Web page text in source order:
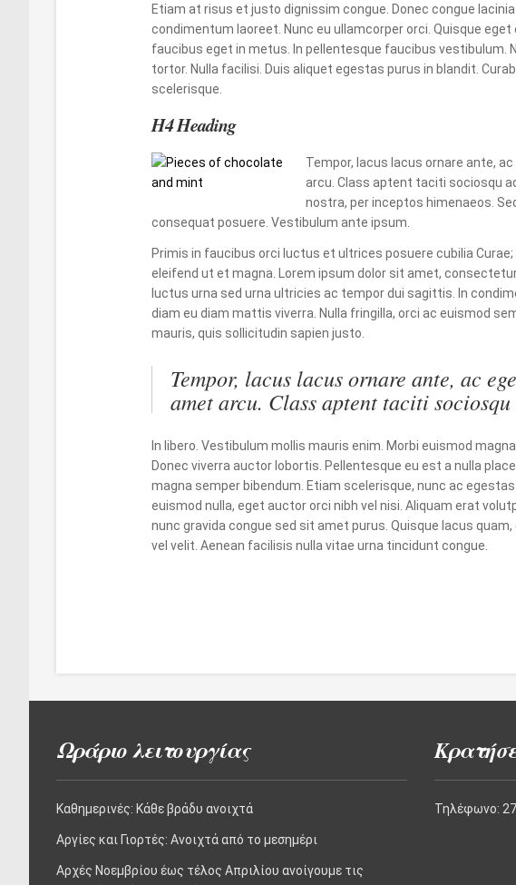
Etiam at risus et justo dignissim congue. Donec congue
condimentum laoreet. Nunc eu ullamcorper orci. Quisque
faucibus eget in metus. In pellentesque faucibus vestibulum.
tortor. Nulla facilisi. Duis aliquet egestas purus in blandit.
scelerisque.
H4 Heading
Tempor, lacus lacus ornare ante,
arcu. Class aptent taciti sociosqu
nostra, per inceptos himenaeos.
consequat posuere. Vestibulum ante ipsum.
Primis in faucibus orci luctus et ultrices posuere cubilia
eleifend ut et magna. Lorem ipsum dolor sit amet,
luctus urna sed urna ultricies ac tempor dui sagittis. In
diam eu diam mattis viverra. Nulla fringilla, orci ac euismod
mauris, quis sollicitudin sapien justo.
Tempor, lacus lacus ornare ante, ac
amet arcu. Class aptent taciti
In libero. Vestibulum mollis mauris enim. Morbi euismod
Donec viverra auctor lobortis. Pellentesque eu est a nulla
magna semper bibendum. Etiam scelerisque, nunc ac
euismod nulla, eget auctor orci nibh vel nisi. Aliquam erat
nunc gravida congue sed sit amet purus. Quisque lacus
vel velit. Aenean facilisis nulla vitae urna tincidunt congue.
Ωράριο λειτουργίας
Καθημερινές: Kάθε βράδυ ανοιχτά
Αργίες και Γιορτές: Aνοιχτά από το μεσημέρι
Αρχές Νοεμβρίου έως τέλος Απριλίου ανοίγουμε τις
Τηλέφωνο: